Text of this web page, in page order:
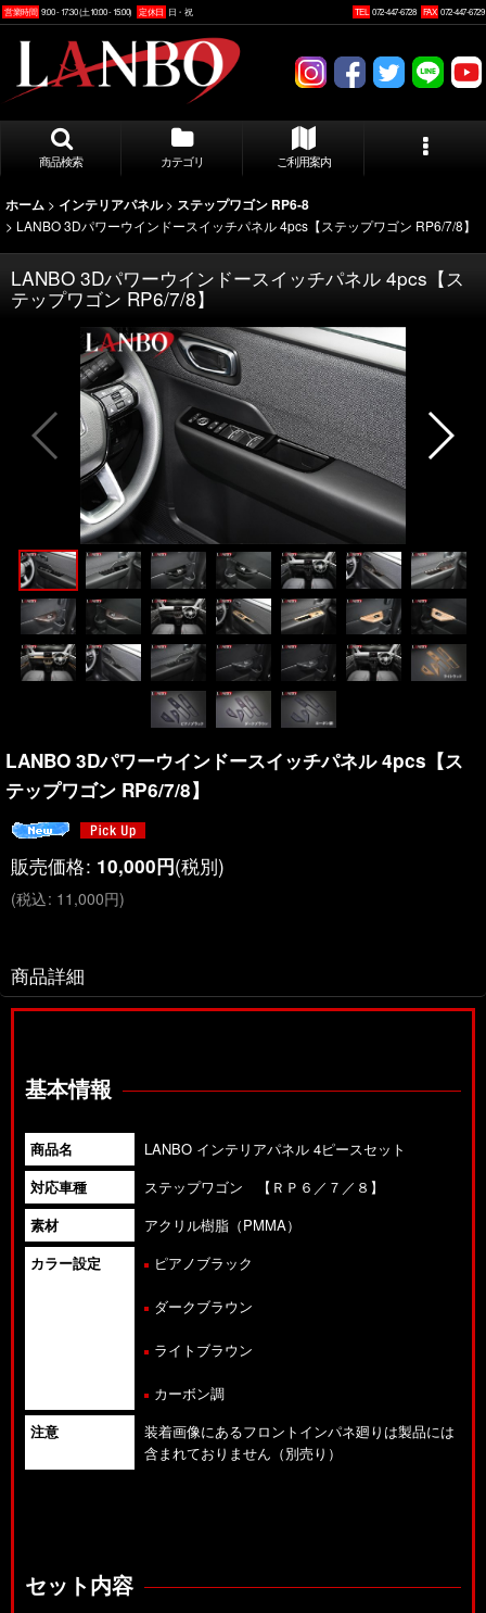
営業時間 9:00 - 17:30 (土10:00 - 15:00) 定休日 日・祝 TEL 072-447-6728 FAX 072-447-6729
商品検索 カテゴリ ご利用案内
ホーム > インテリアパネル > ステップワゴン RP6-8
> LANBO 3Dパワーウインドースイッチパネル 4pcs【ステップワゴン RP6/7/8】
LANBO 3Dパワーウインドースイッチパネル 4pcs【ス
テップワゴン RP6/7/8】
LANBO 3Dパワーウインドースイッチパネル 4pcs【ス
テップワゴン RP6/7/8】
販売価格: 10,000円(税別)
(税込: 11,000円)
商品詳細
基本情報
商品名
LANBO インテリアパネル 4ピースセット
対応車種
ステップワゴン 【ＲＰ６／７／８】
素材
アクリル樹脂（PMMA）
カラー設定
ピアノブラック
ダークブラウン
ライトブラウン
カーボン調
注意
装着画像にあるフロントインパネ廻りは製品には
含まれておりません（別売り）
セット内容